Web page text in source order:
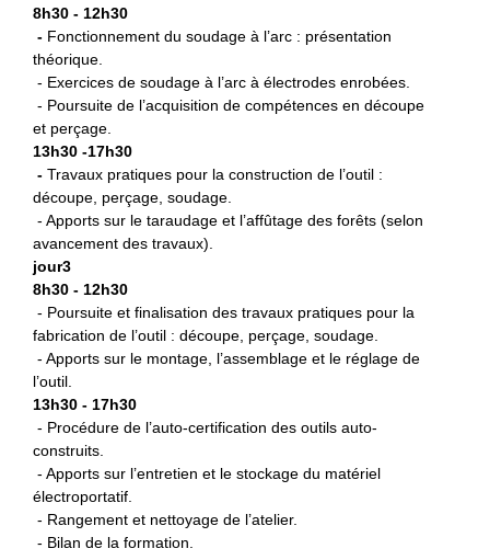
8h30 - 12h30
- Fonctionnement du soudage à l’arc : présentation
théorique.
- Exercices de soudage à l’arc à électrodes enrobées.
- Poursuite de l’acquisition de compétences en découpe
et perçage.
13h30 -17h30
- Travaux pratiques pour la construction de l’outil :
découpe, perçage, soudage.
- Apports sur le taraudage et l’affûtage des forêts (selon
avancement des travaux).
jour3
8h30 - 12h30
- Poursuite et finalisation des travaux pratiques pour la
fabrication de l’outil : découpe, perçage, soudage.
- Apports sur le montage, l’assemblage et le réglage de
l’outil.
13h30 - 17h30
- Procédure de l’auto-certification des outils auto-
construits.
- Apports sur l’entretien et le stockage du matériel
électroportatif.
- Rangement et nettoyage de l’atelier.
- Bilan de la formation.